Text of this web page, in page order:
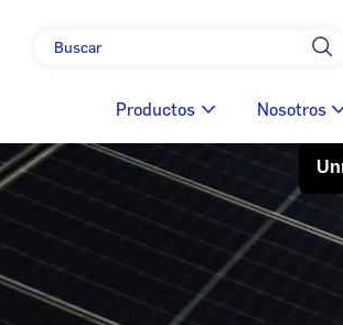
Productos Nosotros